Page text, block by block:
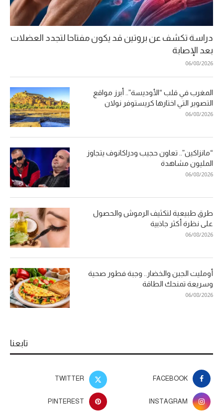
دراسة تكشف عن بروتين قد يكون مفتاحا لتجدد العضلات
بعد الإصابة
06/08/2026
المغرب في قلب “الأوديسة”.. أبرز مواقع
التصوير التي اختارها كريستوفر نولان
06/08/2026
“مانزاكين”.. تعاون حجيب ودراكانوف يتجاوز
المليون مشاهدة
06/08/2026
طرق طبيعية لتكثيف الرموش والحصول
على نظرة أكثر جاذبية
06/08/2026
أومليت الجبن والخضار.. وجبة فطور صحية
وسريعة تمنحك الطاقة
06/08/2026
تابعنا
FACEBOOK
TWITTER
INSTAGRAM
PINTEREST